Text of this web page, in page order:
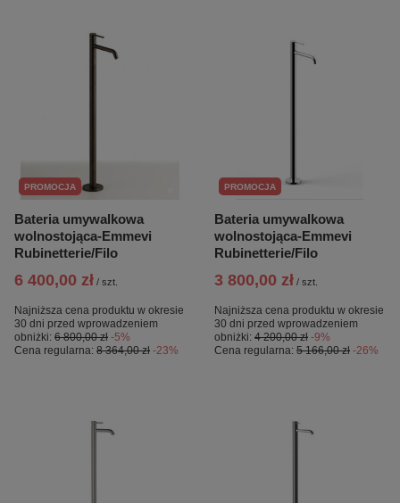
PROMOCJA
Bateria umywalkowa
wolnostojąca-Emmevi
Rubinetterie/Filo
6 400,00 zł / szt.
Najniższa cena produktu w okresie
30 dni przed wprowadzeniem
obniżki: 6 800,00 zł -5%
Cena regularna: 8 364,00 zł -23%
PROMOCJA
Bateria umywalkowa
wolnostojąca-Emmevi
Rubinetterie/Filo
3 800,00 zł / szt.
Najniższa cena produktu w okresie
30 dni przed wprowadzeniem
obniżki: 4 200,00 zł -9%
Cena regularna: 5 166,00 zł -26%